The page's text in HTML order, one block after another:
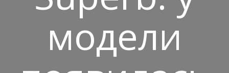
модели